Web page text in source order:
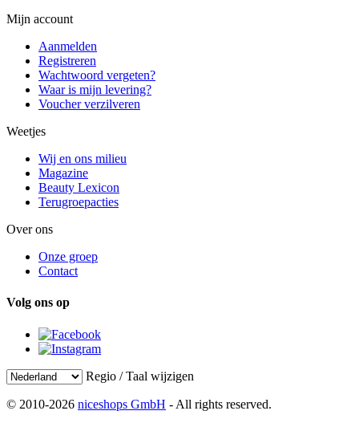
Mijn account
Aanmelden
Registreren
Wachtwoord vergeten?
Waar is mijn levering?
Voucher verzilveren
Weetjes
Wij en ons milieu
Magazine
Beauty Lexicon
Terugroepacties
Over ons
Onze groep
Contact
Volg ons op
Regio / Taal wijzigen
© 2010-2026 niceshops GmbH - All rights reserved.